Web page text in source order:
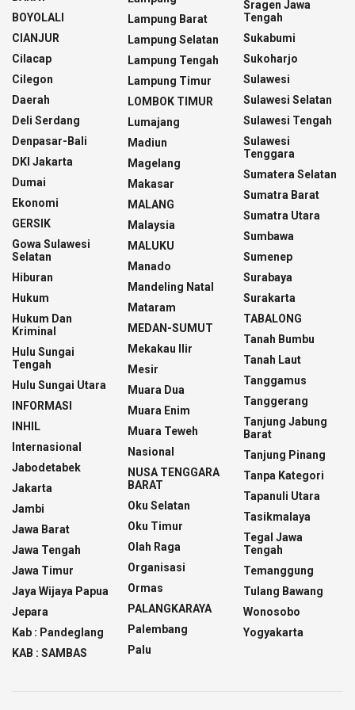
BOYOLALI
CIANJUR
Cilacap
Cilegon
Daerah
Deli Serdang
Denpasar-Bali
DKI Jakarta
Dumai
Ekonomi
GERSIK
Gowa Sulawesi
Selatan
Hiburan
Hukum
Hukum Dan
Kriminal
Hulu Sungai
Tengah
Hulu Sungai Utara
INFORMASI
INHIL
Internasional
Jabodetabek
Jakarta
Jambi
Jawa Barat
Jawa Tengah
Jawa Timur
Jaya Wijaya Papua
Jepara
Kab : Pandeglang
KAB : SAMBAS
Lampung Barat
Lampung Selatan
Lampung Tengah
Lampung Timur
LOMBOK TIMUR
Lumajang
Madiun
Magelang
Makasar
MALANG
Malaysia
MALUKU
Manado
Mandeling Natal
Mataram
MEDAN-SUMUT
Mekakau Ilir
Mesir
Muara Dua
Muara Enim
Muara Teweh
Nasional
NUSA TENGGARA
BARAT
Oku Selatan
Oku Timur
Olah Raga
Organisasi
Ormas
PALANGKARAYA
Palembang
Palu
Sragen Jawa
Tengah
Sukabumi
Sukoharjo
Sulawesi
Sulawesi Selatan
Sulawesi Tengah
Sulawesi
Tenggara
Sumatera Selatan
Sumatra Barat
Sumatra Utara
Sumbawa
Sumenep
Surabaya
Surakarta
TABALONG
Tanah Bumbu
Tanah Laut
Tanggamus
Tanggerang
Tanjung Jabung
Barat
Tanjung Pinang
Tanpa Kategori
Tapanuli Utara
Tasikmalaya
Tegal Jawa
Tengah
Temanggung
Tulang Bawang
Wonosobo
Yogyakarta